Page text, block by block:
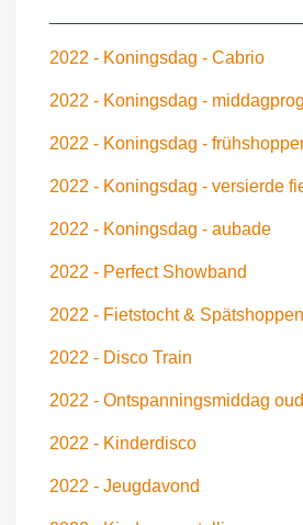
2022 - Koningsdag - Cabrio
2022 - Koningsdag -
2022 - Koningsdag -
2022 - Koningsdag - versierde
2022 - Koningsdag - aubade
2022 - Perfect Showband
2022 - Fietstocht & Spätshoppen
2022 - Disco Train
2022 - Ontspanningsmiddag
2022 - Kinderdisco
2022 - Jeugdavond